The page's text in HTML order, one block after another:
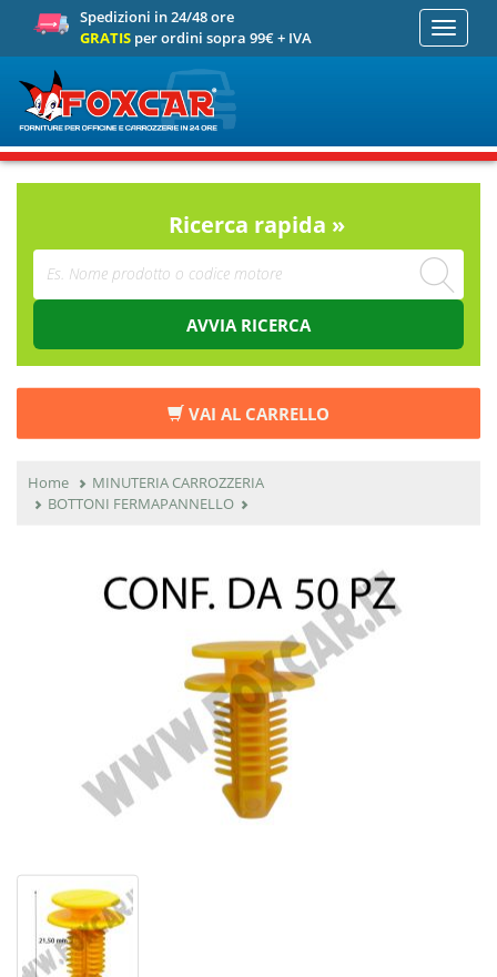
Spedizioni in 24/48 ore
GRATIS per ordini sopra 99€ + IVA
Toggle
Ricerca rapida »
AVVIA RICERCA
VAI AL CARRELLO
Home
MINUTERIA CARROZZERIA
BOTTONI FERMAPANNELLO